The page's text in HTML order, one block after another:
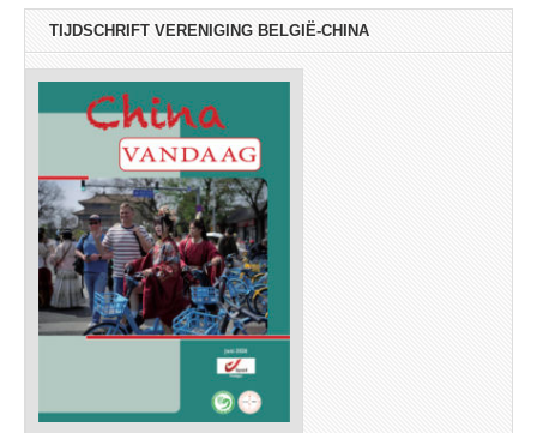
TIJDSCHRIFT VERENIGING BELGIË-CHINA